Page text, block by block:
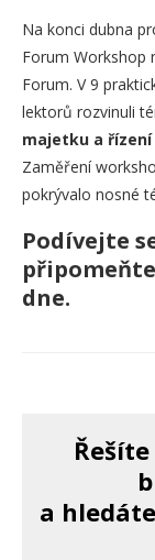
Na konci dubna
Forum Workshop
Forum. V 9
lektorů rozvinuli
majetku a
Zaměření
pokrývalo nosné
Podívejte
dne.
a